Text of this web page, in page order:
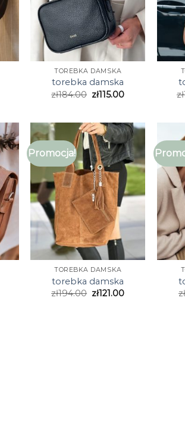
TOREBKA DAMSKA
torebka damska
zł184.00 zł115.00
zł
Promocja!
TOREBKA DAMSKA
torebka damska
zł194.00 zł121.00